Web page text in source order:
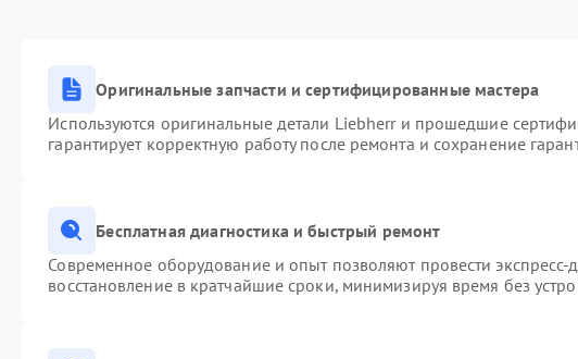
Оригинальные запчасти и сертифицированные мастера
Используются оригинальные детали Liebherr и прошедшие
гарантирует корректную работу после ремонта и сохранение
Бесплатная диагностика и быстрый ремонт
Современное оборудование и опыт позволяют провести экспресс-
восстановление в кратчайшие сроки, минимизируя время без